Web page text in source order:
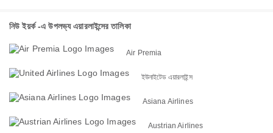
নিউ ইয়র্ক -এ উপলভ্য এয়ারলাইন্সের তালিকা
Air Premia
ইউনাইটেড এয়ারলাইন্স
Asiana Airlines
Austrian Airlines